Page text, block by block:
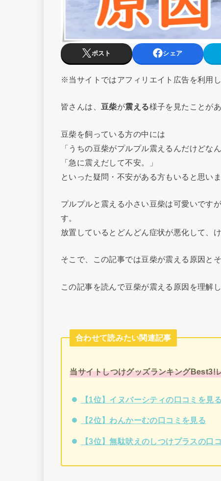
ポスト シェア
※当サイトではアフィリエイト広告を利用し
皆さんは、 豆柴が震える様子を見たことが
豆柴を飼っている方の中には
「うちの豆柴がプルプル震えるんだけどな
「急に震えだして不安。」
といった疑問・不安がある方もいると思いま
プルプルと震える小さい豆柴は可愛いです
す。
放置しているとどんどん症状が悪化して、
そこで、この記事では豆柴が震える原因と
この記事を読んで豆柴が震える原因を理解
合わせて読みたい関連記事
当サイトしつけグッズランキングBest3!
【1位】イヌバーシティの口コミを見る
【2位】わんかーむの口コミを見る
【3位】無駄吠えのしつけプラスの口